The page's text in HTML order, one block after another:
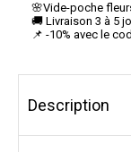
🌸Vide-poche
🚚 Livraison 3 à 5
📌 -10% avec le
Description